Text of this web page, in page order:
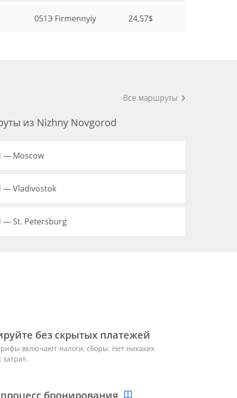
051Э Firmennyiy 24,57$
Все маршруты
из Nizhny Novgorod
— Moscow
— Vladivostok
— St. Petersburg
без скрытых платежей
включают налоги, сборы. Нет никаких
бронирования